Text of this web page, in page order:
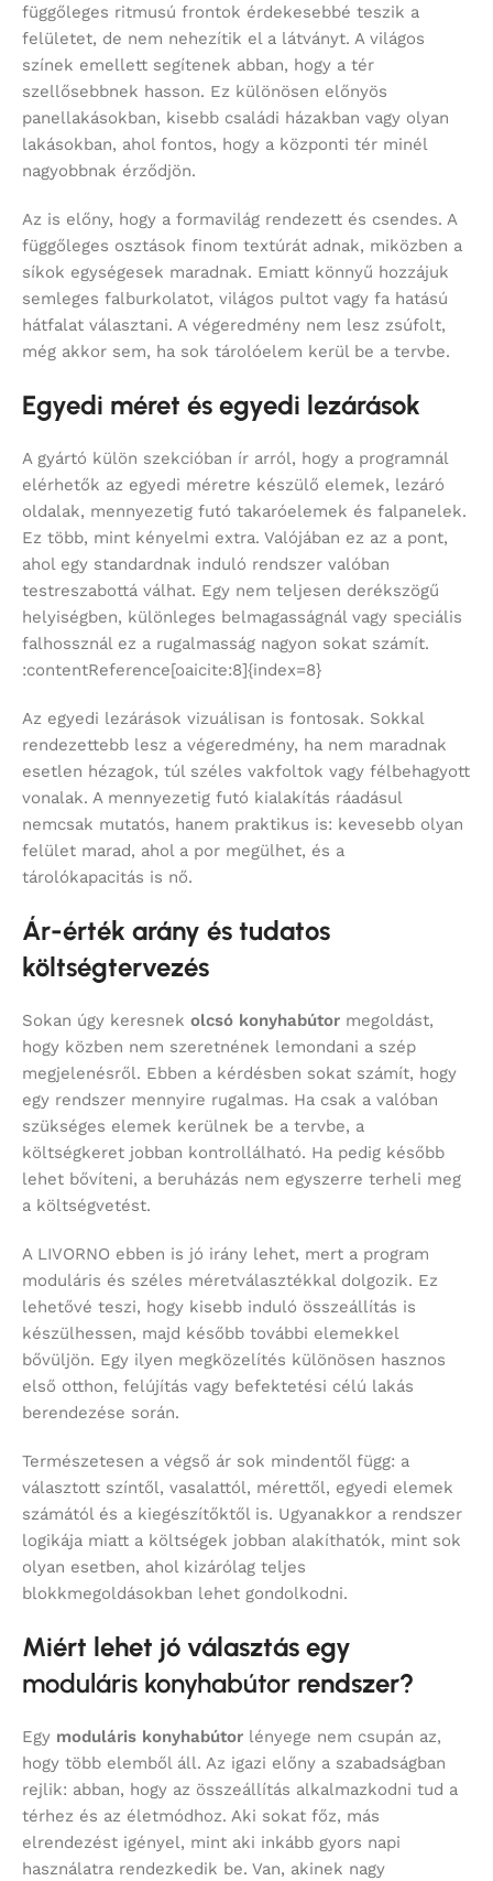
függőleges ritmusú frontok érdekesebbé teszik a
felületet, de nem nehezítik el a látványt. A világos
színek emellett segítenek abban, hogy a tér
szellősebbnek hasson. Ez különösen előnyös
panellakásokban, kisebb családi házakban vagy olyan
lakásokban, ahol fontos, hogy a központi tér minél
nagyobbnak érződjön.
Az is előny, hogy a formavilág rendezett és csendes. A
függőleges osztások finom textúrát adnak, miközben a
síkok egységesek maradnak. Emiatt könnyű hozzájuk
semleges falburkolatot, világos pultot vagy fa hatású
hátfalat választani. A végeredmény nem lesz zsúfolt,
még akkor sem, ha sok tárolóelem kerül be a tervbe.
Egyedi méret és egyedi lezárások
A gyártó külön szekcióban ír arról, hogy a programnál
elérhetők az egyedi méretre készülő elemek, lezáró
oldalak, mennyezetig futó takaróelemek és falpanelek.
Ez több, mint kényelmi extra. Valójában ez az a pont,
ahol egy standardnak induló rendszer valóban
testreszabottá válhat. Egy nem teljesen derékszögű
helyiségben, különleges belmagasságnál vagy speciális
falhossznál ez a rugalmasság nagyon sokat számít.
:contentReference[oaicite:8]{index=8}
Az egyedi lezárások vizuálisan is fontosak. Sokkal
rendezettebb lesz a végeredmény, ha nem maradnak
esetlen hézagok, túl széles vakfoltok vagy félbehagyott
vonalak. A mennyezetig futó kialakítás ráadásul
nemcsak mutatós, hanem praktikus is: kevesebb olyan
felület marad, ahol a por megülhet, és a
tárolókapacitás is nő.
Ár-érték arány és tudatos
költségtervezés
Sokan úgy keresnek olcsó konyhabútor megoldást,
hogy közben nem szeretnének lemondani a szép
megjelenésről. Ebben a kérdésben sokat számít, hogy
egy rendszer mennyire rugalmas. Ha csak a valóban
szükséges elemek kerülnek be a tervbe, a
költségkeret jobban kontrollálható. Ha pedig később
lehet bővíteni, a beruházás nem egyszerre terheli meg
a költségvetést.
A LIVORNO ebben is jó irány lehet, mert a program
moduláris és széles méretválasztékkal dolgozik. Ez
lehetővé teszi, hogy kisebb induló összeállítás is
készülhessen, majd később további elemekkel
bővüljön. Egy ilyen megközelítés különösen hasznos
első otthon, felújítás vagy befektetési célú lakás
berendezése során.
Természetesen a végső ár sok mindentől függ: a
választott színtől, vasalattól, mérettől, egyedi elemek
számától és a kiegészítőktől is. Ugyanakkor a rendszer
logikája miatt a költségek jobban alakíthatók, mint sok
olyan esetben, ahol kizárólag teljes
blokkmegoldásokban lehet gondolkodni.
Miért lehet jó választás egy
moduláris konyhabútor rendszer?
Egy moduláris konyhabútor lényege nem csupán az,
hogy több elemből áll. Az igazi előny a szabadságban
rejlik: abban, hogy az összeállítás alkalmazkodni tud a
térhez és az életmódhoz. Aki sokat főz, más
elrendezést igényel, mint aki inkább gyors napi
használatra rendezkedik be. Van, akinek nagy